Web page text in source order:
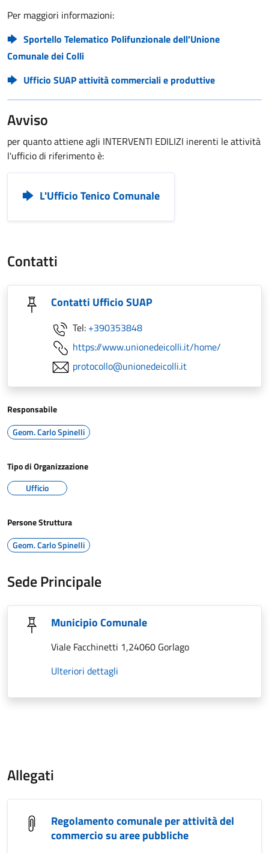
Per maggiori informazioni:
Sportello Telematico Polifunzionale dell'Unione
Comunale dei Colli
Ufficio SUAP attività commerciali e produttive
Avviso
per quanto attiene agli INTERVENTI EDILIZI inerenti le attività
l'ufficio di riferimento è:
L'Ufficio Tenico Comunale
Contatti
Contatti Ufficio SUAP
Tel: +390353848
https://www.unionedeicolli.it/home/
protocollo@unionedeicolli.it
Responsabile
Geom. Carlo Spinelli
Tipo di Organizzazione
Ufficio
Persone Struttura
Geom. Carlo Spinelli
Sede Principale
Municipio Comunale
Viale Facchinetti 1,24060 Gorlago
Ulteriori dettagli
Allegati
Regolamento comunale per attività del
commercio su aree pubbliche